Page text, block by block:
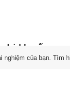
'xuống
nghiệm của bạn. Tìm